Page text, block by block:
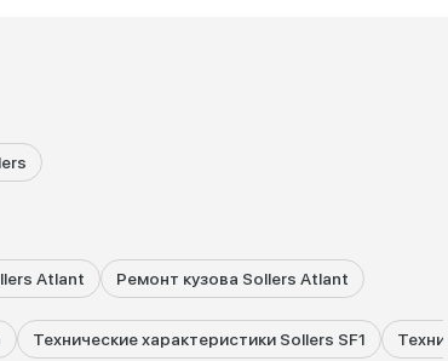
Atlant Ремонт кузова Sollers Atlant
Технические характеристики Sollers SF1